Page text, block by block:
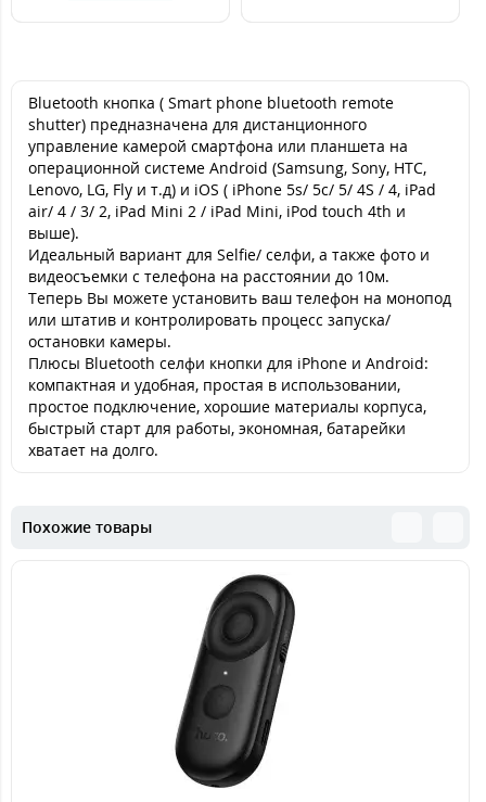
Bluetooth кнопка ( Smart phone bluetooth remote
shutter) предназначена для дистанционного
управление камерой смартфона или планшета на
операционной системе Android (Samsung, Sony, HTC,
Lenovo, LG, Fly и т.д) и iOS ( iPhone 5s/ 5c/ 5/ 4S / 4, iPad
air/ 4 / 3/ 2, iPad Mini 2 / iPad Mini, iPod touch 4th и
выше).
Идеальный вариант для Selfie/ селфи, а также фото и
видеосъемки с телефона на расстоянии до 10м.
Теперь Вы можете установить ваш телефон на монопод
или штатив и контролировать процесс запуска/
остановки камеры.
Плюсы Bluetooth селфи кнопки для iPhone и Android:
компактная и удобная, простая в использовании,
простое подключение, хорошие материалы корпуса,
быстрый старт для работы, экономная, батарейки
хватает на долго.
Похожие товары